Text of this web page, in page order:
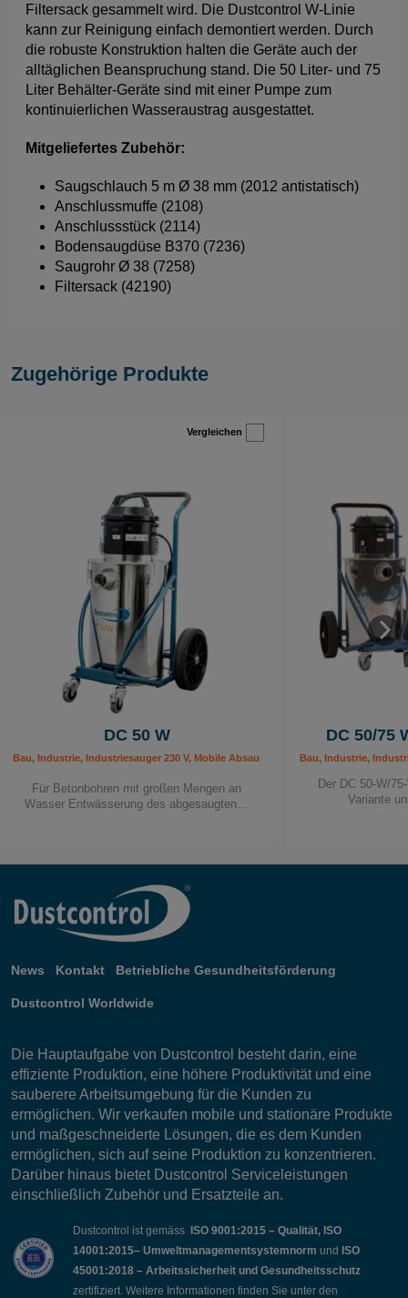
Filtersack gesammelt wird. Die Dustcontrol W-Linie
kann zur Reinigung einfach demontiert werden. Durch
die robuste Konstruktion halten die Geräte auch der
alltäglichen Beanspruchung stand. Die 50 Liter- und 75
Liter Behälter-Geräte sind mit einer Pumpe zum
kontinuierlichen Wasseraustrag ausgestattet.
Mitgeliefertes Zubehör:
Saugschlauch 5 m Ø 38 mm (2012 antistatisch)
Anschlussmuffe (2108)
Anschlussstück (2114)
Bodensaugdüse B370 (7236)
Saugrohr Ø 38 (7258)
Filtersack (42190)
Zugehörige Produkte
Vergleichen
DC 50 W
Bau, Industrie, Industriesauger 230 V, Mobile Absauggeräte, Sanitär / Heizung /
Für Betonbohren mit großen Mengen an
Wasser Entwässerung des abgesaugten…
DC 50/75
Bau, Industrie,
Der DC 50-W/
Variante
News Kontakt Betriebliche Gesundheitsförderung
Dustcontrol Worldwide
Die Hauptaufgabe von Dustcontrol besteht darin, eine
effiziente Produktion, eine höhere Produktivität und eine
sauberere Arbeitsumgebung für die Kunden zu
ermöglichen. Wir verkaufen mobile und stationäre Produkte
und maßgeschneiderte Lösungen, die es dem Kunden
ermöglichen, sich auf seine Produktion zu konzentrieren.
Darüber hinaus bietet Dustcontrol Serviceleistungen
einschließlich Zubehör und Ersatzteile an.
Dustcontrol ist gemäss ISO 9001:2015 – Qualität, ISO
14001:2015– Umweltmanagementsystemnorm und ISO
45001:2018 – Arbeitssicherheit und Gesundheitsschutz
zertifiziert. Weitere Informationen finden Sie unter den